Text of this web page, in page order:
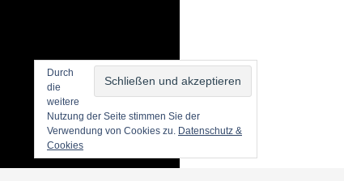
Durch
die
weitere
Nutzung der Seite stimmen Sie der
Verwendung von Cookies zu. Datenschutz &
Cookies